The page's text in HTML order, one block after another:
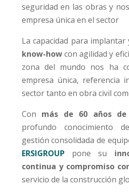
seguridad en las obras y
empresa única en el sector
La capacidad para
know-howcon agilidad y
zona del mundo nos ha
empresa única, referencia
sector tanto en obra civil
Con más de 60 años de
profundo conocimiento
gestión consolidada de
ERSIGROUP pone su
continua y compromiso
servicio de la construcción